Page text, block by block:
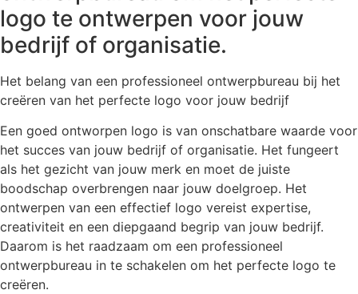
logo te ontwerpen voor jouw
bedrijf of organisatie.
Het belang van een professioneel ontwerpbureau bij het
creëren van het perfecte logo voor jouw bedrijf
Een goed ontworpen logo is van onschatbare waarde voor
het succes van jouw bedrijf of organisatie. Het fungeert
als het gezicht van jouw merk en moet de juiste
boodschap overbrengen naar jouw doelgroep. Het
ontwerpen van een effectief logo vereist expertise,
creativiteit en een diepgaand begrip van jouw bedrijf.
Daarom is het raadzaam om een professioneel
ontwerpbureau in te schakelen om het perfecte logo te
creëren.